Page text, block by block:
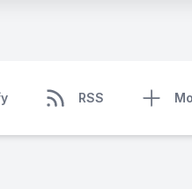
RSS